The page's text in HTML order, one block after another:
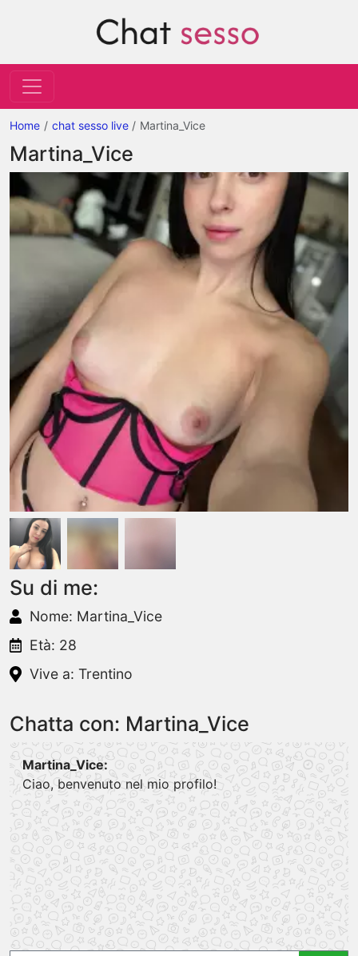
Home chat sesso live Martina_Vice
Martina_Vice
Su di me:
Nome: Martina_Vice
Età: 28
Vive a: Trentino
Chatta con: Martina_Vice
Martina_Vice:
Ciao, benvenuto nel mio profilo!